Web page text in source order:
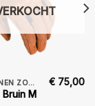
HANDSCHOENEN ZOMER
M
€ 75,00